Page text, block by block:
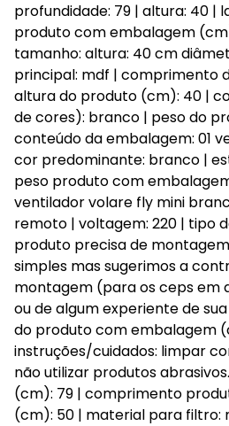
profundidade: 79 | altura: 40 |
produto com embalagem
tamanho: altura: 40 cm
principal: mdf | comprimento
altura do produto (cm): 40 |
de cores): branco | peso do
conteúdo da embalagem: 01
cor predominante: branco |
peso produto com
ventilador volare fly mini
remoto | voltagem: 220 | tipo
produto precisa de
simples mas sugerimos a
montagem (para os ceps em
ou de algum experiente de
do produto com embalagem
instruções/cuidados: limpar
não utilizar produtos
(cm): 79 | comprimento
(cm): 50 | material para filtro: